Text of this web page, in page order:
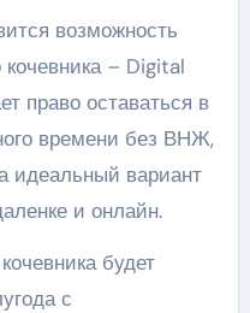
возможность
– Digital
право оставаться в
времени без ВНЖ,
идеальный вариант
и онлайн.
будет
с